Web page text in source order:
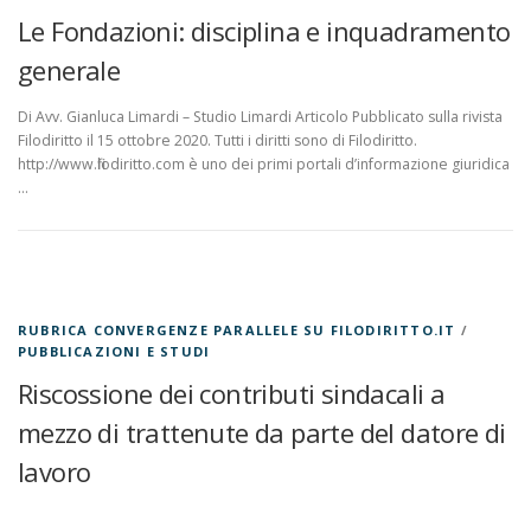
Le Fondazioni: disciplina e inquadramento
generale
Di Avv. Gianluca Limardi – Studio Limardi Articolo Pubblicato sulla rivista
Filodiritto il 15 ottobre 2020. Tutti i diritti sono di Filodiritto.
http://www.filodiritto.com è uno dei primi portali d’informazione giuridica
…
RUBRICA CONVERGENZE PARALLELE SU FILODIRITTO.IT /
PUBBLICAZIONI E STUDI
Riscossione dei contributi sindacali a
mezzo di trattenute da parte del datore di
lavoro